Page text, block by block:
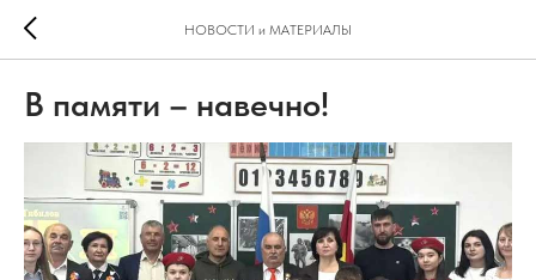
НОВОСТИ и МАТЕРИАЛЫ
В памяти – навечно!